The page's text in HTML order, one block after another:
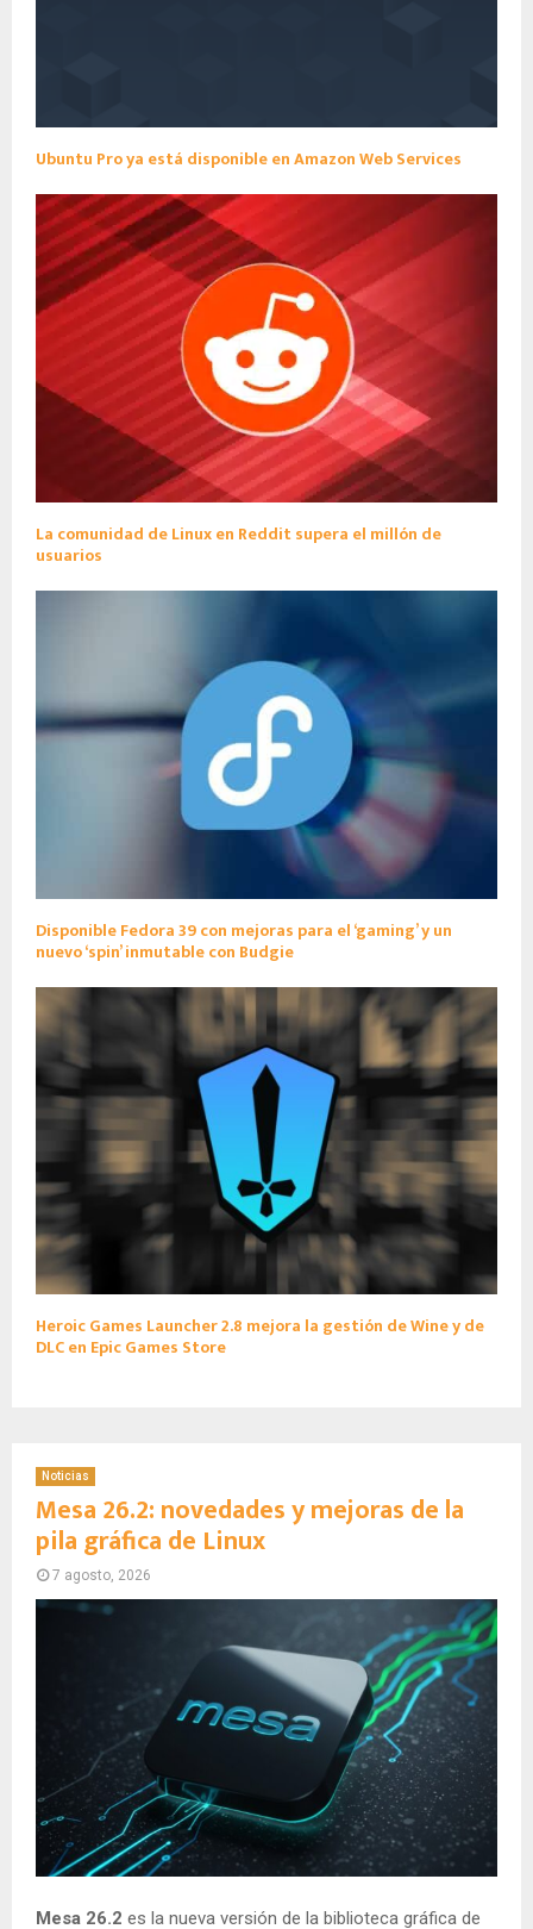
Ubuntu Pro ya está disponible en Amazon Web Services
La comunidad de Linux en Reddit supera el millón de
usuarios
Disponible Fedora 39 con mejoras para el ‘gaming’ y un
nuevo ‘spin’ inmutable con Budgie
Heroic Games Launcher 2.8 mejora la gestión de Wine y de
DLC en Epic Games Store
Noticias
Mesa 26.2: novedades y mejoras de la
pila gráfica de Linux
7 agosto, 2026
Mesa 26.2 es la nueva versión de la biblioteca gráfica de